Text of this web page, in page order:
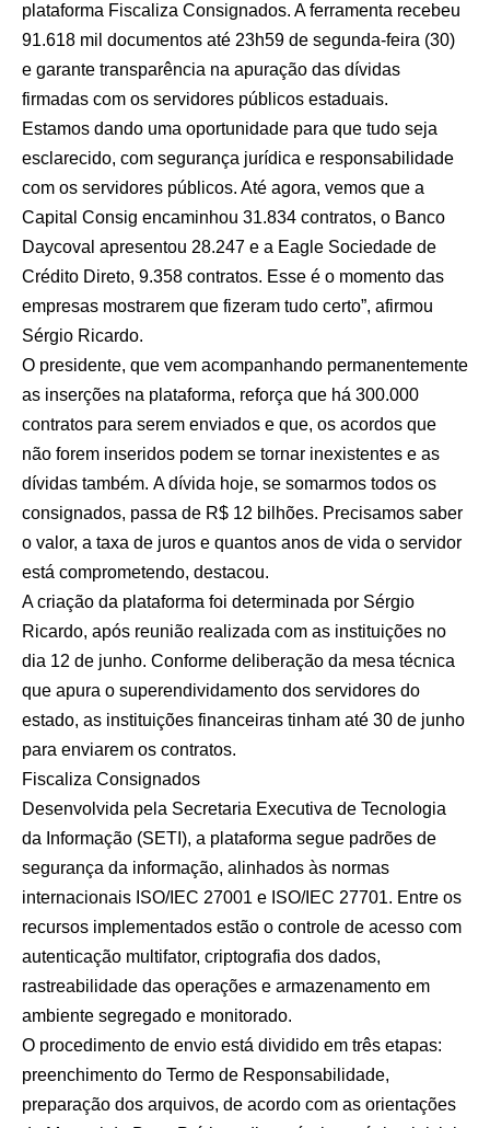
plataforma Fiscaliza Consignados. A ferramenta recebeu
91.618 mil documentos até 23h59 de segunda-feira (30)
e garante transparência na apuração das dívidas
firmadas com os servidores públicos estaduais.
Estamos dando uma oportunidade para que tudo seja
esclarecido, com segurança jurídica e responsabilidade
com os servidores públicos. Até agora, vemos que a
Capital Consig encaminhou 31.834 contratos, o Banco
Daycoval apresentou 28.247 e a Eagle Sociedade de
Crédito Direto, 9.358 contratos. Esse é o momento das
empresas mostrarem que fizeram tudo certo”, afirmou
Sérgio Ricardo.
O presidente, que vem acompanhando permanentemente
as inserções na plataforma, reforça que há 300.000
contratos para serem enviados e que, os acordos que
não forem inseridos podem se tornar inexistentes e as
dívidas também. A dívida hoje, se somarmos todos os
consignados, passa de R$ 12 bilhões. Precisamos saber
o valor, a taxa de juros e quantos anos de vida o servidor
está comprometendo, destacou.
A criação da plataforma foi determinada por Sérgio
Ricardo, após reunião realizada com as instituições no
dia 12 de junho. Conforme deliberação da mesa técnica
que apura o superendividamento dos servidores do
estado, as instituições financeiras tinham até 30 de junho
para enviarem os contratos.
Fiscaliza Consignados
Desenvolvida pela Secretaria Executiva de Tecnologia
da Informação (SETI), a plataforma segue padrões de
segurança da informação, alinhados às normas
internacionais ISO/IEC 27001 e ISO/IEC 27701. Entre os
recursos implementados estão o controle de acesso com
autenticação multifator, criptografia dos dados,
rastreabilidade das operações e armazenamento em
ambiente segregado e monitorado.
O procedimento de envio está dividido em três etapas:
preenchimento do Termo de Responsabilidade,
preparação dos arquivos, de acordo com as orientações